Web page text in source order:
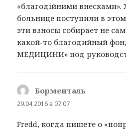
«благодійними внесками».
больнице поступили в
эти взносы собирает не
какой-то благодийный
МЕДИЦИНИ» под
Борменталь
29.04.2016 в 07:07
Fredd, когда пишете о